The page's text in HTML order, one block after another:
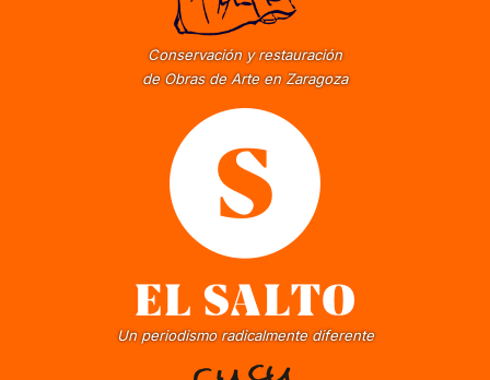
Conservación y restauración
de Obras de Arte en Zaragoza
Un periodismo radicalmente diferente